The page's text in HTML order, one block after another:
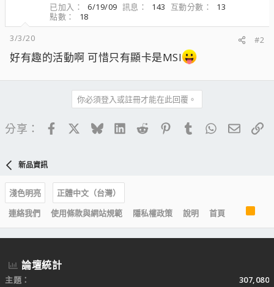
已加入
6/19/09 訊息 143 互動分數
13
點數
18
3/3/20
#2
好有趣的活動啊 可惜只有顯卡是MSI
你必須登入或註冊才能在此回覆。
分享： FacebookBlueskyLinkedIn
Reddit PinterestTumblrWhatsApp
電子
新品資訊
淺色明亮
正體中文（台灣）
連絡我們
使用條款與網站規範 隱私權政策 說明 首頁
S
論壇統計
主題
307,080